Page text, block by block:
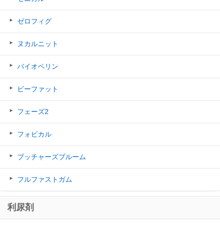
ゼロフィグ
ヌカルニット
バイオペリン
ビーファット
フェーズ2
フォビカル
ブッチャーズブルーム
フルファストガム
利尿剤